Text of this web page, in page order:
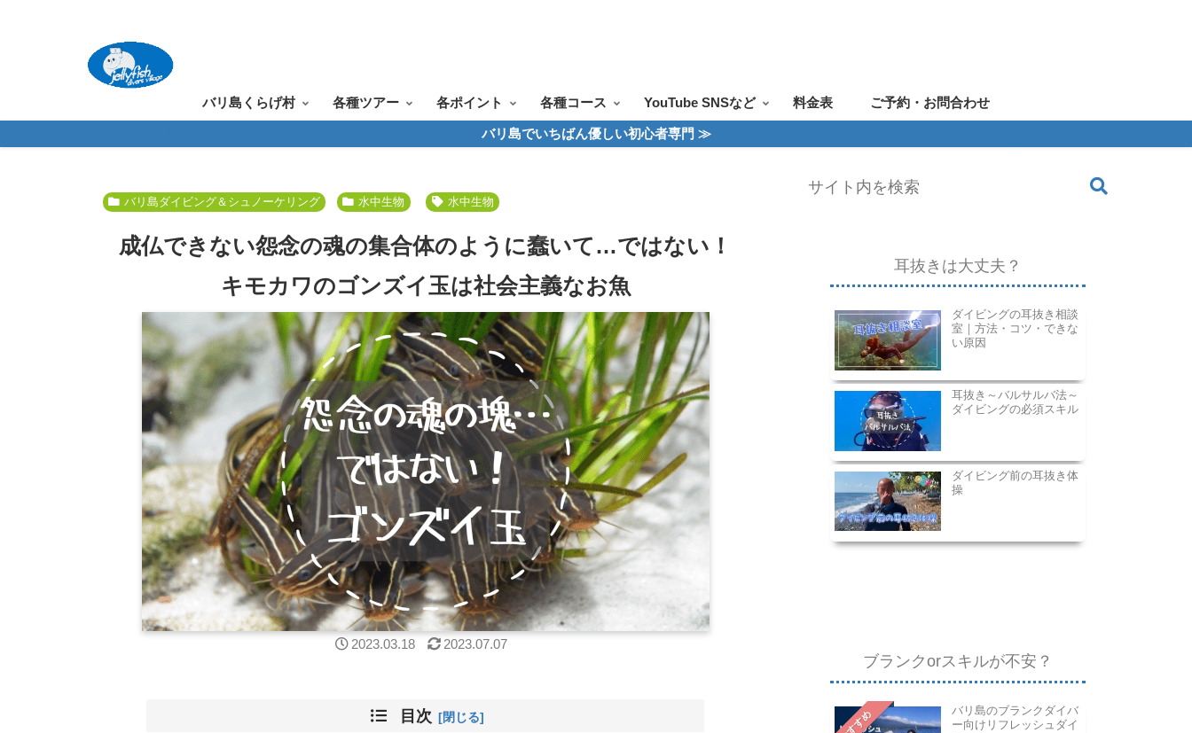
バリ島くらげ村 各種ツアー 各ポイント 各種コース YouTube SNSなど 料金表 ご予約・お問合わせ
バリ島でいちばん優しい初心者専門 ≫
バリ島ダイビング＆シュノーケリング 水中生物 水中生物
成仏できない怨念の魂の集合体のように蠢いて…ではない！
キモカワのゴンズイ玉は社会主義なお魚
2023.03.18 2023.07.07
目次
耳抜きは大丈夫？
ダイビングの耳抜き相談
室｜方法・コツ・できな
い原因
耳抜き～バルサルバ法～
ダイビングの必須スキル
ダイビング前の耳抜き体
操
ブランクorスキルが不安？
おすすめ
バリ島のブランクダイバ
ー向けリフレッシュダイ